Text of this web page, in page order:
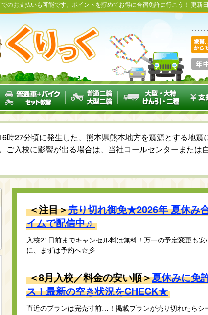
のお支払いも可能です。ポイントを貯めてお得に合宿免許に行こう！ 更新
時27分頃に発生した、熊本県熊本地方を震源とする地
ご入校に影響が出る場合は、当社コールセンターまたは
＜注目＞売り切れ御免★2026年 夏休み
イムで配信中♬
入校21日前までキャンセル料は無料！万一の予定変更も
に、まずは予約へ☆彡
＜8月入校／料金の安い順＞夏休みに免
ス！最新の空き状況をCHECK★
直近のプランは完売寸前…！掲載プランが売り切れたらシ